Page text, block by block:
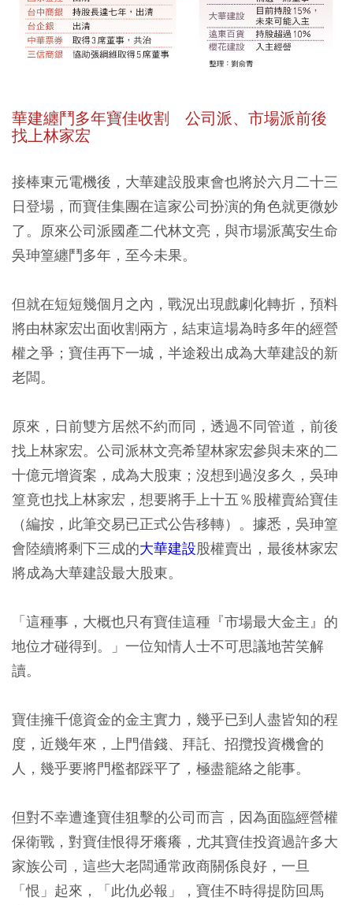
華建纏鬥多年寶佳收割 公司派、市場派前後
找上林家宏
接棒東元電機後，大華建設股東會也將於六月二十三
日登場，而寶佳集團在這家公司扮演的角色就更微妙
了。原來公司派國產二代林文亮，與市場派萬安生命
吳珅篁纏鬥多年，至今未果。
但就在短短幾個月之內，戰況出現戲劇化轉折，預料
將由林家宏出面收割兩方，結束這場為時多年的經營
權之爭；寶佳再下一城，半途殺出成為大華建設的新
老闆。
原來，日前雙方居然不約而同，透過不同管道，前後
找上林家宏。公司派林文亮希望林家宏參與未來的二
十億元增資案，成為大股東；沒想到過沒多久，吳珅
篁竟也找上林家宏，想要將手上十五％股權賣給寶佳
（編按，此筆交易已正式公告移轉）。據悉，吳珅篁
會陸續將剩下三成的大華建設股權賣出，最後林家宏
將成為大華建設最大股東。
「這種事，大概也只有寶佳這種『市場最大金主』的
地位才碰得到。」一位知情人士不可思議地苦笑解
讀。
寶佳擁千億資金的金主實力，幾乎已到人盡皆知的程
度，近幾年來，上門借錢、拜託、招攬投資機會的
人，幾乎要將門檻都踩平了，極盡籠絡之能事。
但對不幸遭逢寶佳狙擊的公司而言，因為面臨經營權
保衛戰，對寶佳恨得牙癢癢，尤其寶佳投資過許多大
家族公司，這些大老闆通常政商關係良好，一旦
「恨」起來，「此仇必報」，寶佳不時得提防回馬